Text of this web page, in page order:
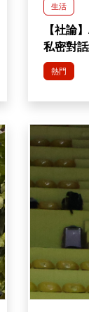
生活
【社論
私密對
熱門